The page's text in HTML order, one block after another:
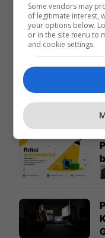
Promo
Some vendors may
of legitimate interest,
your options below.
or in the site menu to
and cookie settings.